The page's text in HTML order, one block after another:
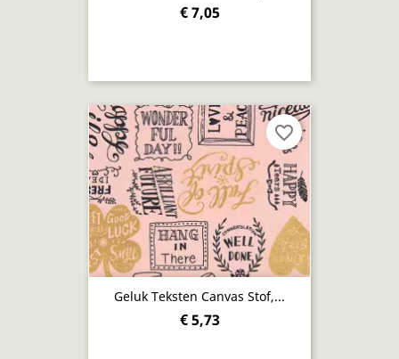
€ 7,05
Geluk Teksten Canvas Stof,...
€ 5,73
favorite_border